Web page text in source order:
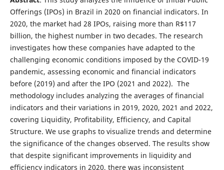
Offerings (IPOs) in Brazil in 2020 on financial indicators. In
2020, the market had 28 IPOs, raising more than R$117
billion, the highest number in two decades. The research
investigates how these companies have adapted to the
challenging economic conditions imposed by the COVID-19
pandemic, assessing economic and financial indicators
before (2019) and after the IPO (2021 and 2022). The
methodology includes analyzing the averages of financial
indicators and their variations in 2019, 2020, 2021 and 2022,
covering Liquidity, Profitability, Efficiency, and Capital
Structure. We use graphs to visualize trends and determine
the significance of the changes observed. The results show
that despite significant improvements in liquidity and
efficiency indicators in 2020, there was inconsistent